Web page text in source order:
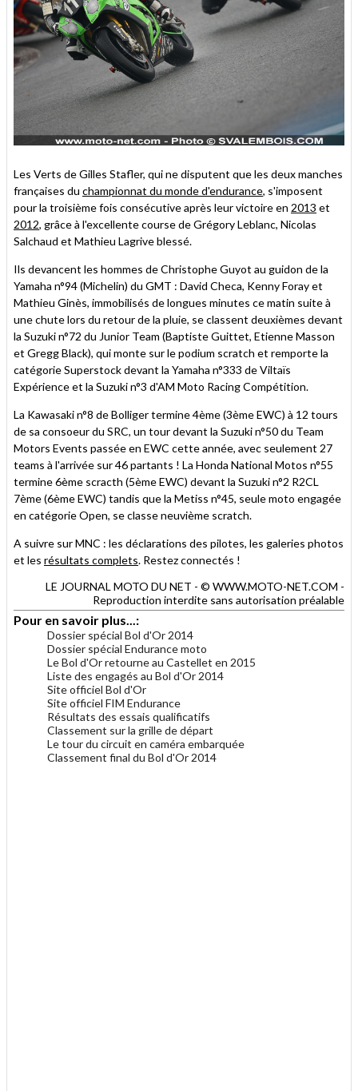
Les Verts de Gilles Stafler, qui ne disputent que les deux manches
françaises du championnat du monde d'endurance, s'imposent
pour la troisième fois consécutive après leur victoire en 2013 et
2012, grâce à l'excellente course de Grégory Leblanc, Nicolas
Salchaud et Mathieu Lagrive blessé.
Ils devancent les hommes de Christophe Guyot au guidon de la
Yamaha n°94 (Michelin) du GMT : David Checa, Kenny Foray et
Mathieu Ginès, immobilisés de longues minutes ce matin suite à
une chute lors du retour de la pluie, se classent deuxièmes devant
la Suzuki n°72 du Junior Team (Baptiste Guittet, Etienne Masson
et Gregg Black), qui monte sur le podium scratch et remporte la
catégorie Superstock devant la Yamaha n°333 de Viltaïs
Expérience et la Suzuki n°3 d'AM Moto Racing Compétition.
La Kawasaki n°8 de Bolliger termine 4ème (3ème EWC) à 12 tours
de sa consoeur du SRC, un tour devant la Suzuki n°50 du Team
Motors Events passée en EWC cette année, avec seulement 27
teams à l'arrivée sur 46 partants ! La Honda National Motos n°55
termine 6ème scracth (5ème EWC) devant la Suzuki n°2 R2CL
7ème (6ème EWC) tandis que la Metiss n°45, seule moto engagée
en catégorie Open, se classe neuvième scratch.
A suivre sur MNC : les déclarations des pilotes, les galeries photos
et les résultats complets. Restez connectés !
LE JOURNAL MOTO DU NET - © WWW.MOTO-NET.COM -
Reproduction interdite sans autorisation préalable
Pour en savoir plus...:
Dossier spécial Bol d'Or 2014
Dossier spécial Endurance moto
Le Bol d'Or retourne au Castellet en 2015
Liste des engagés au Bol d'Or 2014
Site officiel Bol d'Or
Site officiel FIM Endurance
Résultats des essais qualificatifs
Classement sur la grille de départ
Le tour du circuit en caméra embarquée
Classement final du Bol d'Or 2014